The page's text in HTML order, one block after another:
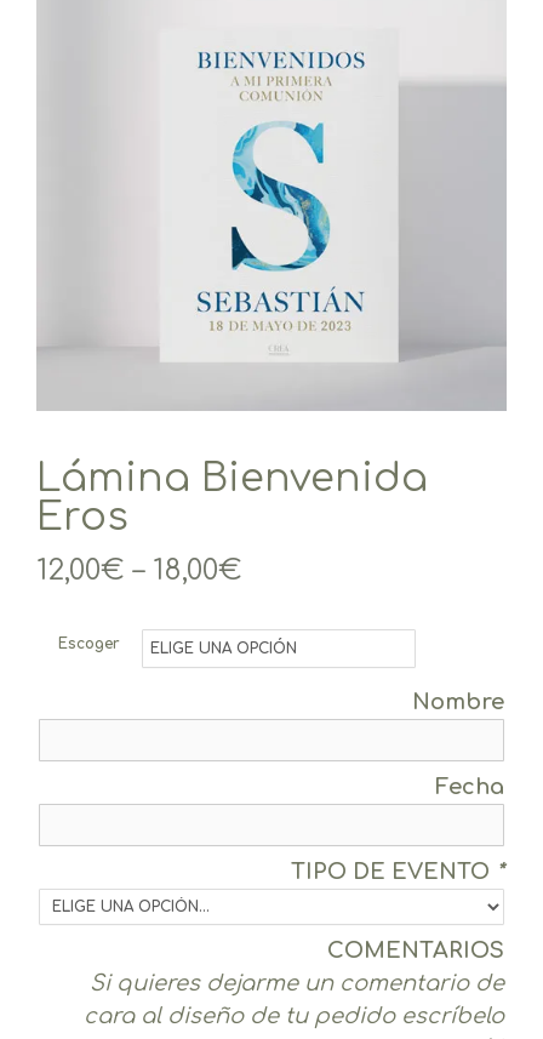
Lámina Bienvenida
Eros
12,00€ – 18,00€
Escoger
Nombre
Fecha
TIPO DE EVENTO *
COMENTARIOS
Si quieres dejarme un comentario de
cara al diseño de tu pedido escríbelo